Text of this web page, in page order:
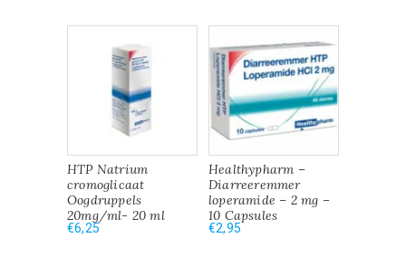
HTP Natrium
cromoglicaat
Oogdruppels
20mg/ml- 20 ml
€6,25
Healthypharm –
Diarreeremmer
loperamide – 2 mg –
10 Capsules
€2,95